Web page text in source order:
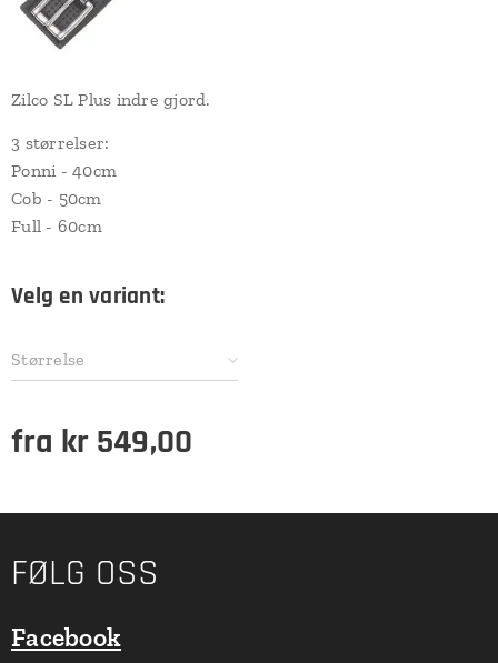
Zilco SL Plus indre gjord.
3 størrelser:
Ponni - 40cm
Cob - 50cm
Full - 60cm
Velg en variant:
Størrelse
fra kr 549,00
FØLG OSS
Facebook